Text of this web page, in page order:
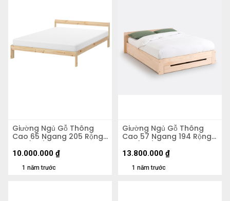
Giường Ngủ Gỗ Thông
Cao 65 Ngang 205 Rộng
144 (cm)
1 năm trước
10.000.000 ₫
Giường Ngủ Gỗ Thông
Cao 57 Ngang 194 Rộng
156 (cm)
1 năm trước
13.800.000 ₫